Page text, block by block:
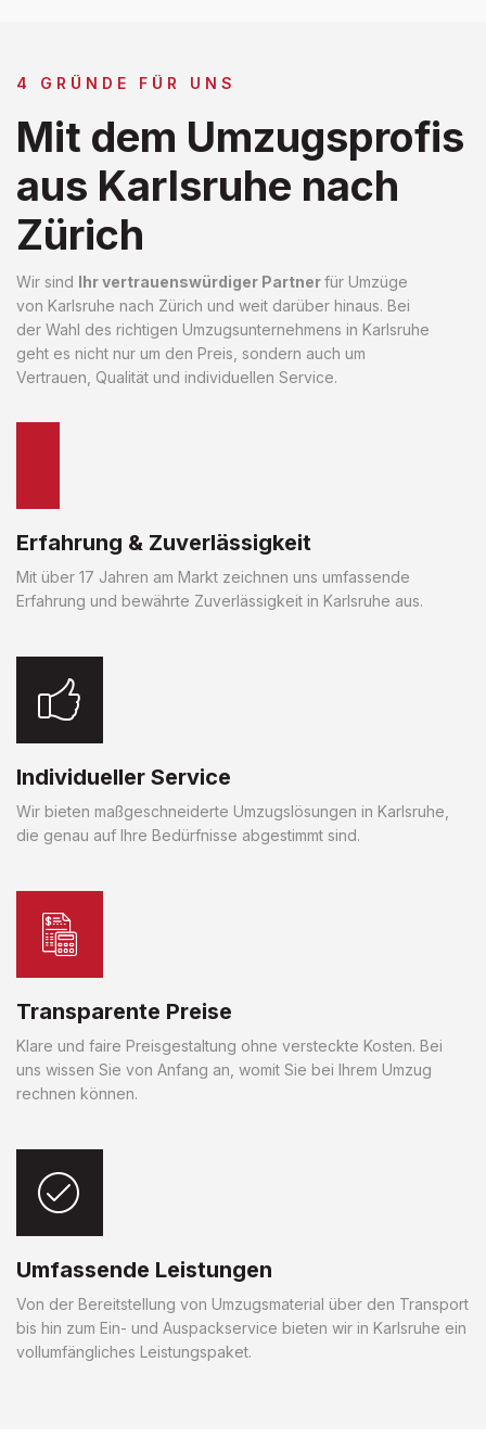
4 GRÜNDE FÜR UNS
Mit dem Umzugsprofis
aus Karlsruhe nach
Zürich
Wir sind Ihr vertrauenswürdiger Partnerfür Umzüge
von Karlsruhe nach Zürich und weit darüber hinaus. Bei
der Wahl des richtigen Umzugsunternehmens in Karlsruhe
geht es nicht nur um den Preis, sondern auch um
Vertrauen, Qualität und individuellen Service.
Erfahrung & Zuverlässigkeit
Mit über 17 Jahren am Markt zeichnen uns umfassende
Erfahrung und bewährte Zuverlässigkeit in Karlsruhe aus.
Individueller Service
Wir bieten maßgeschneiderte Umzugslösungen in Karlsruhe,
die genau auf Ihre Bedürfnisse abgestimmt sind.
Transparente Preise
Klare und faire Preisgestaltung ohne versteckte Kosten. Bei
uns wissen Sie von Anfang an, womit Sie bei Ihrem Umzug
rechnen können.
Umfassende Leistungen
Von der Bereitstellung von Umzugsmaterial über den Transport
bis hin zum Ein- und Auspackservice bieten wir in Karlsruhe ein
vollumfängliches Leistungspaket.